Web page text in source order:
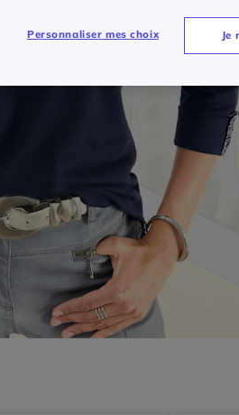
Personnaliser mes choix Je